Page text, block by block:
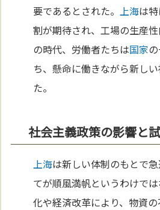
要であるとされた。上海は
割が期待され、工場の生産
の時代、労働者たちは国家
ち、懸命に働きながら新し
た。
社会主義政策の影響と
上海は新しい体制のもとで
てが順風満帆というわけで
化や経済改革により、物資